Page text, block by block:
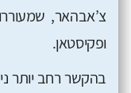
צ’אבהאר,
ופקיסטאן.
בהקשר רחב יותר